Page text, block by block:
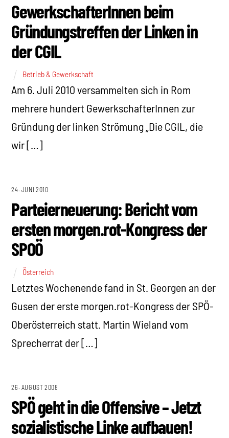
GewerkschafterInnen beim
Gründungstreffen der Linken in
der CGIL
Betrieb & Gewerkschaft
Am 6. Juli 2010 versammelten sich in Rom
mehrere hundert GewerkschafterInnen zur
Gründung der linken Strömung „Die CGIL, die
wir […]
24. JUNI 2010
Parteierneuerung: Bericht vom
ersten morgen.rot-Kongress der
SPOÖ
Österreich
Letztes Wochenende fand in St. Georgen an der
Gusen der erste morgen.rot-Kongress der SPÖ-
Oberösterreich statt. Martin Wieland vom
Sprecherrat der […]
26. AUGUST 2008
SPÖ geht in die Offensive – Jetzt
sozialistische Linke aufbauen!